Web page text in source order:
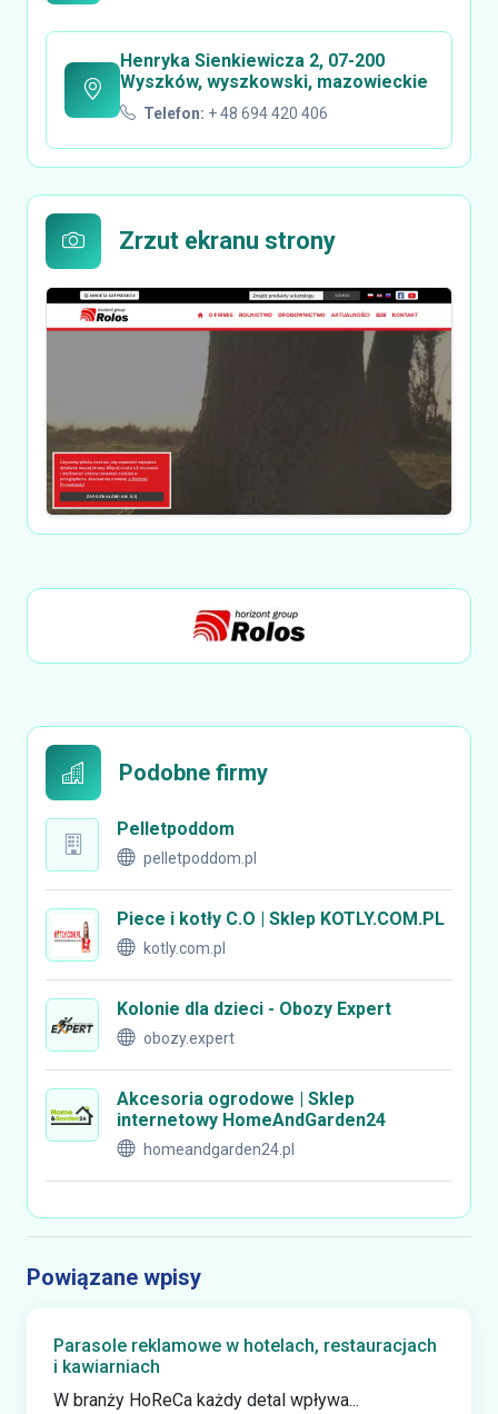
Henryka Sienkiewicza 2, 07-200
Wyszków, wyszkowski, mazowieckie
Telefon: + 48 694 420 406
Zrzut ekranu strony
Podobne firmy
Pelletpoddom
pelletpoddom.pl
Piece i kotły C.O | Sklep KOTLY.COM.PL
kotly.com.pl
Kolonie dla dzieci - Obozy Expert
obozy.expert
Akcesoria ogrodowe | Sklep
internetowy HomeAndGarden24
homeandgarden24.pl
Powiązane wpisy
Parasole reklamowe w hotelach, restauracjach
i kawiarniach
W branży HoReCa każdy detal wpływa...